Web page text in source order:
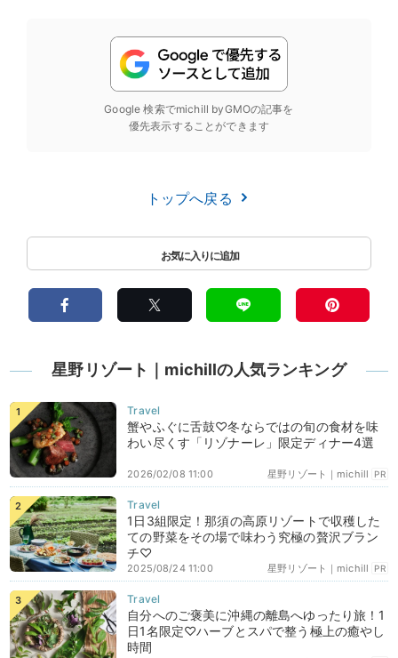
Google 検索でmichill byGMOの記事を
優先表示することができます
トップへ戻る
星野リゾート｜michillの人気ランキング
蟹やふぐに舌鼓♡冬ならではの旬の食材を味
わい尽くす「リゾナーレ」限定ディナー4選
星野リゾート｜michill PR
2026/02/08 11:00
1日3組限定！那須の高原リゾートで収穫した
ての野菜をその場で味わう究極の贅沢ブラン
チ♡
星野リゾート｜michill PR
2025/08/24 11:00
自分へのご褒美に沖縄の離島へゆったり旅！1
日1名限定♡ハーブとスパで整う極上の癒やし
時間